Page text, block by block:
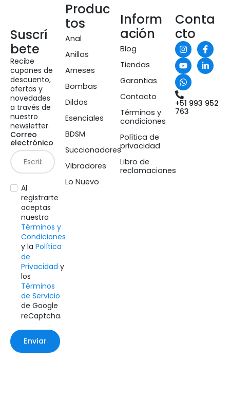
Suscrí
bete
Recibe
cupones de
descuento,
ofertas y
novedades
a través de
nuestro
newsletter.
Correo
electrónico
Al
registrarte
aceptas
nuestra
Términos y
Condiciones
y la Política
de
Privacidad y
los
Términos
de Servicio
de Google
reCaptcha.
Enviar
Produc
tos
Anal
Anillos
Arneses
Bombas
Dildos
Esenciales
BDSM
Succionadores
Vibradores
Lo Nuevo
Inform
ación
Blog
Tiendas
Garantias
Contacto
Términos y
condiciones
Política de
privacidad
Libro de
reclamaciones
Conta
cto
+51 993 952
763